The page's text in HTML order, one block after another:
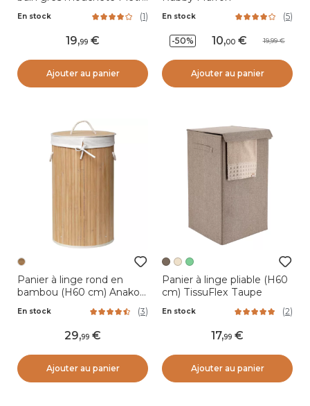
En stock (1)
19,99
Ajouter au panier
En stock (5)
-50% 10,00 19,99
Ajouter au panier
Panier à linge rond en
bambou (H60 cm) Anako
En stock (3)
29,99
Ajouter au panier
Panier à linge pliable (H60
cm) TissuFlex Taupe
En stock (2)
17,99
Ajouter au panier